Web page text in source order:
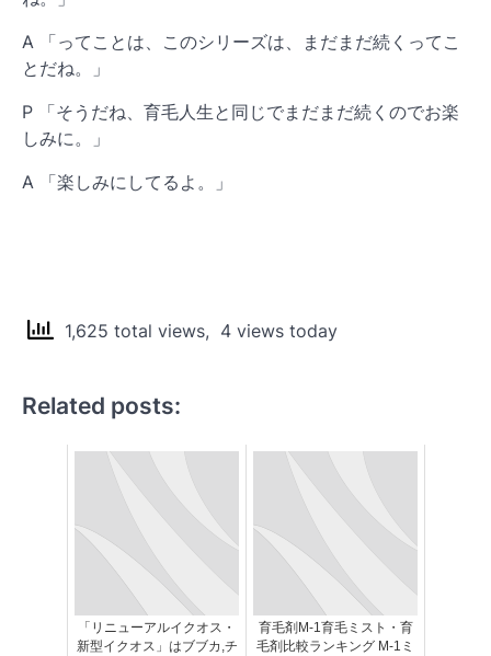
A 「ってことは、このシリーズは、まだまだ続くってこ
とだね。」
P 「そうだね、育毛人生と同じでまだまだ続くのでお楽
しみに。」
A 「楽しみにしてるよ。」
1,625 total views, 4 views today
Related posts:
「リニューアルイクオス・
新型イクオス」はブブカ,チ
育毛剤M-1育毛ミスト・育
毛剤比較ランキング M-1ミ